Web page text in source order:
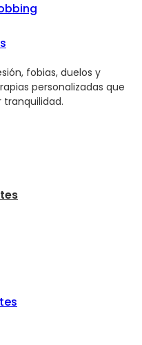
fobias, duelos y
personalizadas que